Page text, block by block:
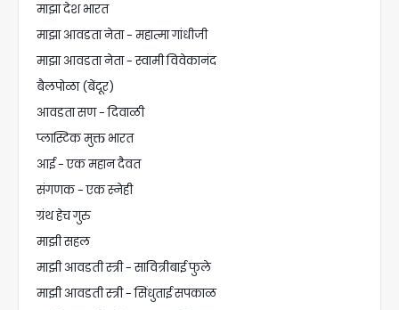
माझा देश भारत
माझा आवडता नेता - महात्मा गांधीजी
माझा आवडता नेता - स्वामी विवेकानंद
बैलपोळा (बेंदूर)
आवडता सण - दिवाळी
प्लास्टिक मुक्त भारत
आई - एक महान दैवत
संगणक - एक स्नेही
ग्रंथ हेच गुरु
माझी सहल
माझी आवडती स्त्री - सावित्रीबाई फुले
माझी आवडती स्त्री - सिंधुताई सपकाळ